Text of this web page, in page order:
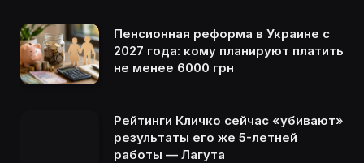
Пенсионная реформа в Украине с
2027 года: кому планируют платить
не менее 6000 грн
Рейтинги Кличко сейчас «убивают»
результаты его же 5-летней
работы — Лагута